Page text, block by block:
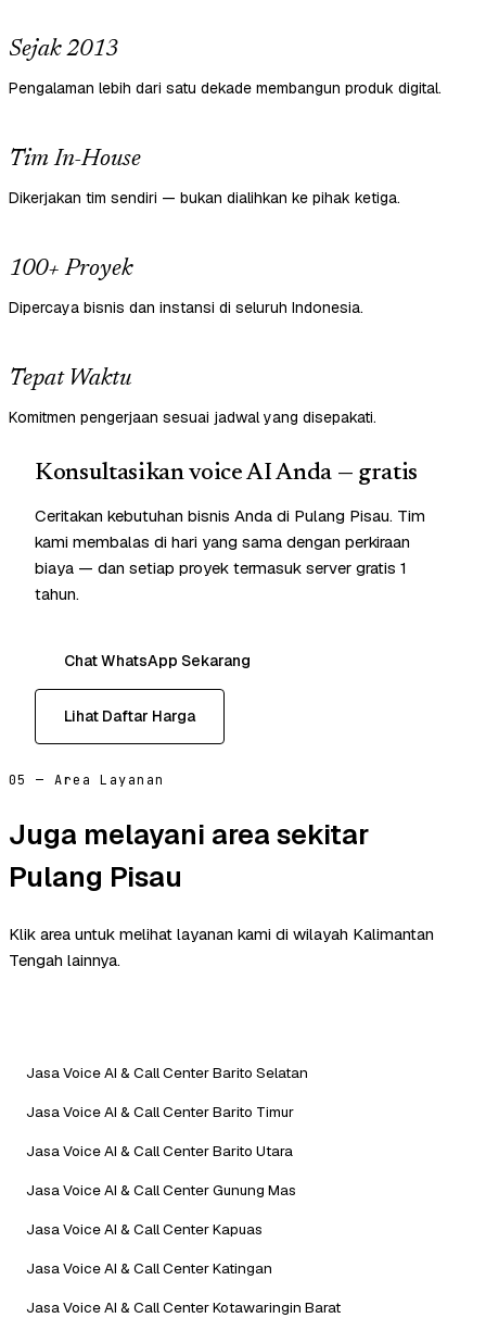
Sejak 2013
Pengalaman lebih dari satu dekade membangun produk digital.
Tim In-House
Dikerjakan tim sendiri — bukan dialihkan ke pihak ketiga.
100+ Proyek
Dipercaya bisnis dan instansi di seluruh Indonesia.
Tepat Waktu
Komitmen pengerjaan sesuai jadwal yang disepakati.
Konsultasikan voice AI Anda — gratis
Ceritakan kebutuhan bisnis Anda di Pulang Pisau. Tim
kami membalas di hari yang sama dengan perkiraan
biaya — dan setiap proyek termasuk server gratis 1
tahun.
Chat WhatsApp Sekarang
Lihat Daftar Harga
05 — Area Layanan
Juga melayani area sekitar
Pulang Pisau
Klik area untuk melihat layanan kami di wilayah Kalimantan
Tengah lainnya.
Jasa Voice AI & Call Center Barito Selatan
Jasa Voice AI & Call Center Barito Timur
Jasa Voice AI & Call Center Barito Utara
Jasa Voice AI & Call Center Gunung Mas
Jasa Voice AI & Call Center Kapuas
Jasa Voice AI & Call Center Katingan
Jasa Voice AI & Call Center Kotawaringin Barat